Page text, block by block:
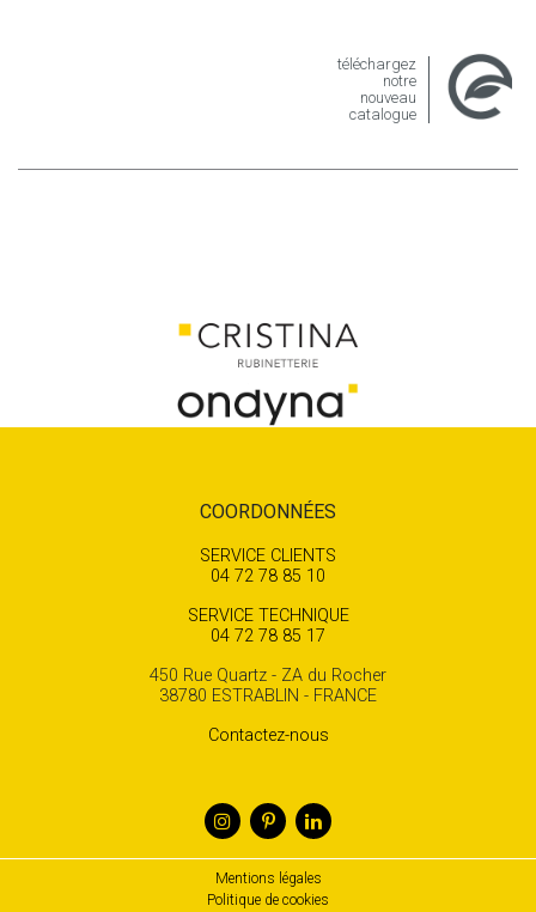
téléchargez
notre
nouveau
catalogue
COORDONNÉES
SERVICE CLIENTS
04 72 78 85 10
SERVICE TECHNIQUE
04 72 78 85 17
450 Rue Quartz - ZA du Rocher
38780 ESTRABLIN - FRANCE
Contactez-nous
Mentions légales
Politique de cookies